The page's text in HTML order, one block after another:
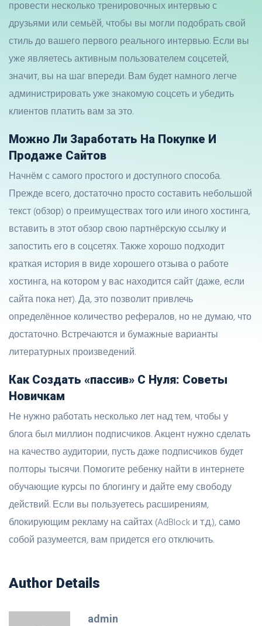
провести несколько тренировочных интервью с
друзьями или семьёй, чтобы вы могли подобрать свой
стиль до вашего первого реального интервью. Если вы
уже являетесь активным пользователем соцсетей,
значит, вы на шаг впереди. Вам будет намного легче
администрировать уже знакомую соцсеть и убедить
клиентов платить вам за это.
Можно Ли Заработать На Покупке И
Продаже Сайтов
Начнём с самого простого и доступного способа.
Прежде всего, достаточно просто составить небольшой
текст (обзор) о преимуществах того или иного хостинга,
вставить в этот обзор свою партнёрскую ссылку и
запостить его в соцсетях. Также хорошо подходит
краткая история в виде хорошего отзыва о работе
хостинга, на котором у вас находится сайт (даже, если
сайта пока нет). Да, это позволит привлечь
определённое количество рефералов, но не думаю, что
достаточно. Встречаются и бумажные варианты
литературных произведений.
Как Создать «пассив» С Нуля: Советы
Новичкам
Не нужно работать несколько лет над тем, чтобы у
блога был миллион подписчиков. Акцент нужно сделать
на качество аудитории, пусть даже подписчиков будет
полторы тысячи. Помогите ребенку найти в интернете
обучающие курсы по блогингу и дайте ему свободу
действий. Если вы пользуетесь расширениям,
блокирующим рекламу на сайтах (AdBlock и т.д.), само
собой разумеется, вам придется его отключить.
Author Details
admin